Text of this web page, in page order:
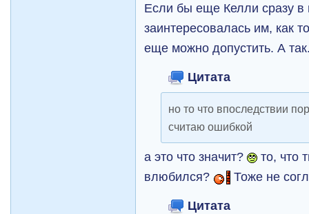
Если бы еще Келли сразу в
заинтересовалась им, как
еще можно допустить. А
Цитата
но то что впоследствии
считаю ошибкой
а это что значит?
то, что
влюбился?
Тоже не
Цитата